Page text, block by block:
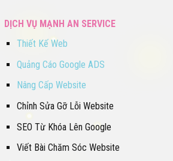
DỊCH VỤ MẠNH AN SERVICE
Thiết Kế Web
Quảng Cáo Google ADS
Nâng Cấp Website
Chỉnh Sửa Gỡ Lỗi Website
SEO Từ Khóa Lên Google
Viết Bài Chăm Sóc Website